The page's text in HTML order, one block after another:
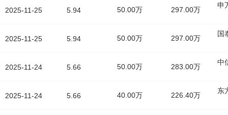
2025-11-25
2025-11-25
2025-11-24
2025-11-24
5.94 50.00万 297.00万
申
5.94 50.00万 297.00万
国
5.66 50.00万 283.00万
中
5.66 40.00万 226.40万
东